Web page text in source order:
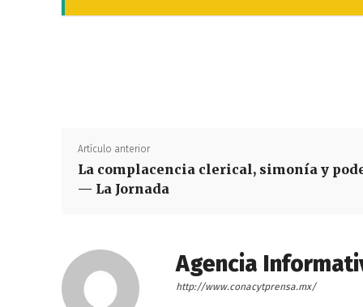
Artículo anterior
La complacencia clerical, simonía y
— La Jornada
Agencia
http://www.conacytprensa.mx/